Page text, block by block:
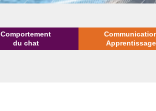
Comportement
du chat
Apprentissage